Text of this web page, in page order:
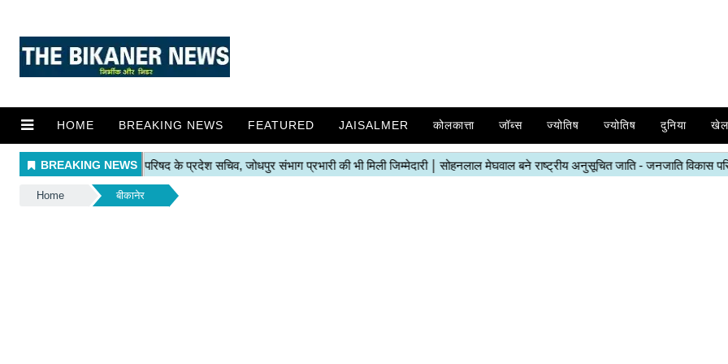
HOME BREAKING NEWS FEATURED JAISALMER कोलकात्ता जॉब्स ज्योतिष ज्योतिष दुनिया खेल
Home बीकानेर